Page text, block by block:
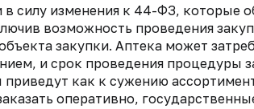
в силу изменения к 44-ФЗ, которые
возможность проведения
закупки. Аптека может
и срок проведения процедуры
приведут как к сужению
оперативно,